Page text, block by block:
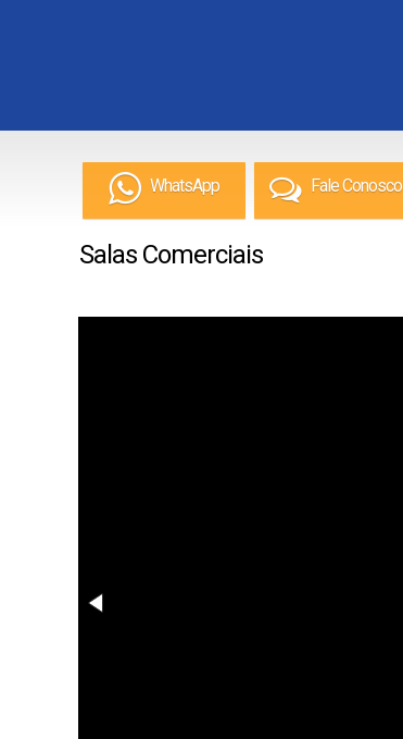
WhatsApp Fale Conosco
Salas Comerciais